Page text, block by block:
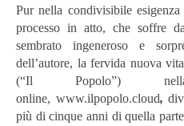
Pur nella condivisibile
processo in atto, che soffre
sembrato ingeneroso e
dell’autore, la fervida nuova
(“Il Popolo”)
online, www.ilpopolo.cloud,
più di cinque anni di quella